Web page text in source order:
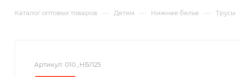
Каталог оптовых товаров — Детям — Нижнее белье — Трусы
Артикул: 010_НБЛ25